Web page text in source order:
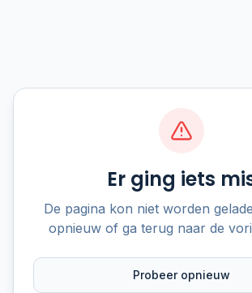
Er ging iets
De pagina kon niet worden
opnieuw of ga terug naar de
Probeer opnieuw